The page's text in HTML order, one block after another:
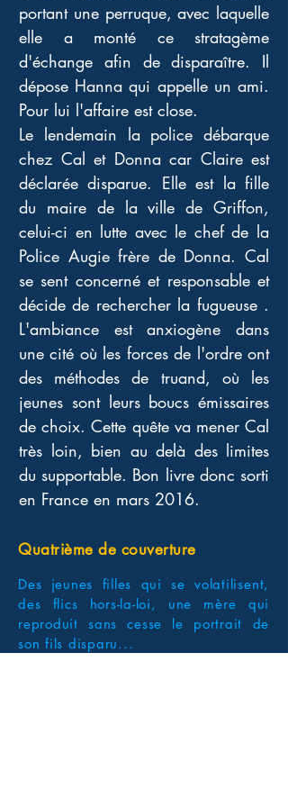
portant une perruque, avec laquelle
elle a monté ce stratagème
d'échange afin de disparaître. Il
dépose Hanna qui appelle un ami.
Pour lui l'affaire est close.
Le lendemain la police débarque
chez Cal et Donna car Claire est
déclarée disparue. Elle est la fille
du maire de la ville de Griffon,
celui-ci en lutte avec le chef de la
Police Augie frère de Donna. Cal
se sent concerné et responsable et
décide de rechercher la fugueuse .
L'ambiance est anxiogène dans
une cité où les forces de l'ordre ont
des méthodes de truand, où les
jeunes sont leurs boucs émissaires
de choix. Cette quête va mener Cal
très loin, bien au delà des limites
du supportable. Bon livre donc sorti
en France en mars 2016.
Quatrième de couverture
Des jeunes filles qui se volatilisent,
des flics hors-la-loi, une mère qui
reproduit sans cesse le portrait de
son fils disparu...